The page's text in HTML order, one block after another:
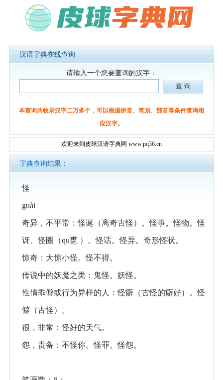
汉语字典在线查询
请输入一个您要查询的汉字：
本查询共收录汉字二万多个，可以根据拼音、笔划、部首等条件查询相
应汉字。
欢迎来到皮球汉语字典网 www.pq36.cn
字典查询结果：
怪
guài
奇异，不平常：怪诞（离奇古怪）。怪事。怪物。怪
讶。怪圈（qu乶 ）。怪话。怪异。奇形怪状。
惊奇：大惊小怪。怪不得。
传说中的妖魔之类：鬼怪。妖怪。
性情乖僻或行为异样的人：怪癖（古怪的癖好）。怪
僻（古怪）。
很，非常：怪好的天气。
怨，责备：不怪你。怪罪。怪怨。